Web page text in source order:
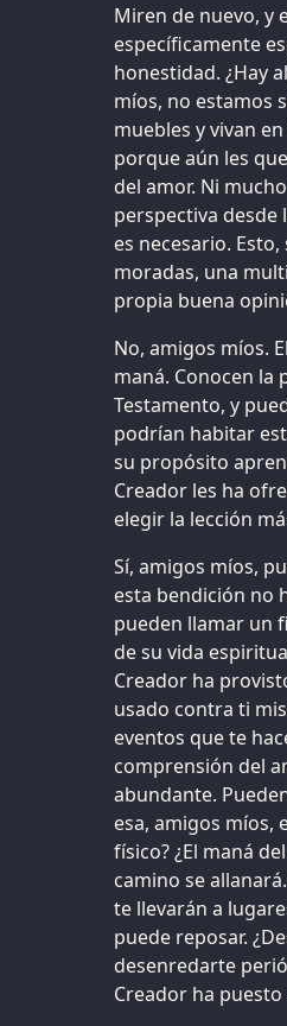
Miren de nuevo, y
específicamente
honestidad. ¿Hay
míos, no estamos
muebles y vivan
porque aún les
del amor. Ni
perspectiva
es necesario.
moradas, una
propia buena
No, amigos míos.
maná. Conocen la
Testamento, y
podrían habitar
su propósito
Creador les ha
elegir la lección
Sí, amigos míos,
esta bendición no
pueden llamar un
de su vida
Creador ha
usado contra ti
eventos que te
comprensión del
abundante.
esa, amigos míos,
físico? ¿El maná
camino se
te llevarán a
puede reposar.
desenredarte
Creador ha